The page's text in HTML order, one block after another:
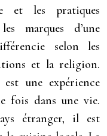
et les pratiques
marques d’une
selon les
et la religion.
une expérience
fois dans une vie.
étranger, il est